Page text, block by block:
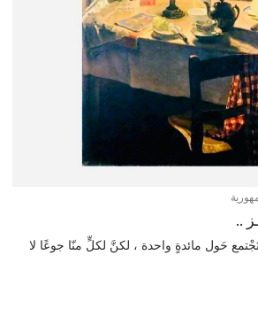
..
نَجْتمع حَول مائدةٍ واحدة ، لكنَّ لكلٍّ منّا جوعًا لا